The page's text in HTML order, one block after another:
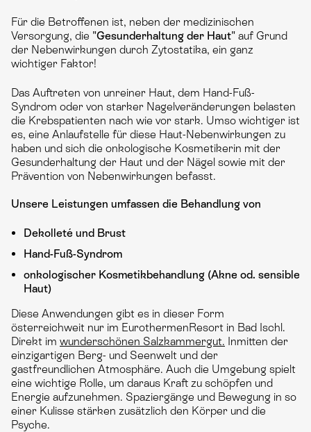
Für die Betroffenen ist, neben der medizinischen
Versorgung, die "Gesunderhaltung der Haut" auf Grund
der Nebenwirkungen durch Zytostatika, ein ganz
wichtiger Faktor!
Das Auftreten von unreiner Haut, dem Hand-Fuß-
Syndrom oder von starker Nagelveränderungen belasten
die Krebspatienten nach wie vor stark. Umso wichtiger ist
es, eine Anlaufstelle für diese Haut-Nebenwirkungen zu
haben und sich die onkologische Kosmetikerin mit der
Gesunderhaltung der Haut und der Nägel sowie mit der
Prävention von Nebenwirkungen befasst.
Unsere Leistungen umfassen die Behandlung von
Dekolleté und Brust
Hand-Fuß-Syndrom
onkologischer Kosmetikbehandlung (Akne od. sensible
Haut)
Diese Anwendungen gibt es in dieser Form
österreichweit nur im EurothermenResort in Bad Ischl.
Direkt im wunderschönen Salzkammergut. Inmitten der
einzigartigen Berg- und Seenwelt und der
gastfreundlichen Atmosphäre. Auch die Umgebung spielt
eine wichtige Rolle, um daraus Kraft zu schöpfen und
Energie aufzunehmen. Spaziergänge und Bewegung in so
einer Kulisse stärken zusätzlich den Körper und die
Psyche.